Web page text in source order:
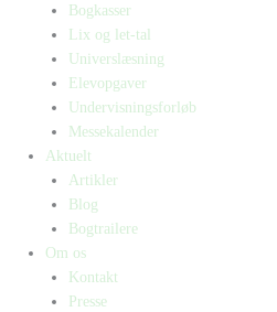
Bogkasser
Lix og let-tal
Universlæsning
Elevopgaver
Undervisningsforløb
Messekalender
Aktuelt
Artikler
Blog
Bogtrailere
Om os
Kontakt
Presse